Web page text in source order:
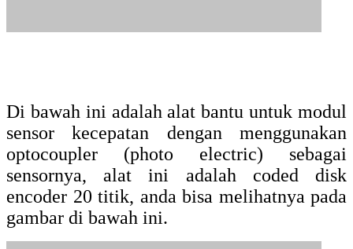
dari tacho adalah mengukur kecepatan
motor dengan menggunakan sensor yang
terpasang pada alat ukur tersebut, sensor
tersebut bisa dalam bentuk infrared (laser),
atau bola yang mudah berputar jika
ditempel pada bagian fisik motor yang
berputar dan lain sebagainya.